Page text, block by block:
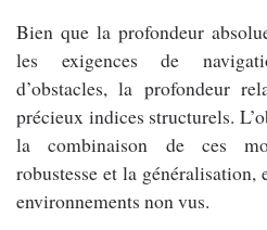
Bien que la profondeur
les exigences de
d’obstacles, la profondeur
précieux indices structurels.
la combinaison de ces
robustesse et la généralisation,
environnements non vus.